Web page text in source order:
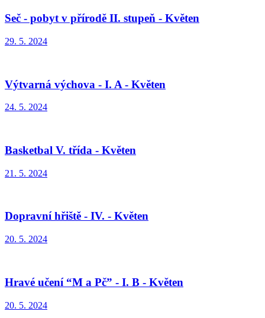
Seč - pobyt v přírodě II. stupeň - Květen
29. 5. 2024
Výtvarná výchova - I. A - Květen
24. 5. 2024
Basketbal V. třída - Květen
21. 5. 2024
Dopravní hřiště - IV. - Květen
20. 5. 2024
Hravé učení “M a Pč” - I. B - Květen
20. 5. 2024